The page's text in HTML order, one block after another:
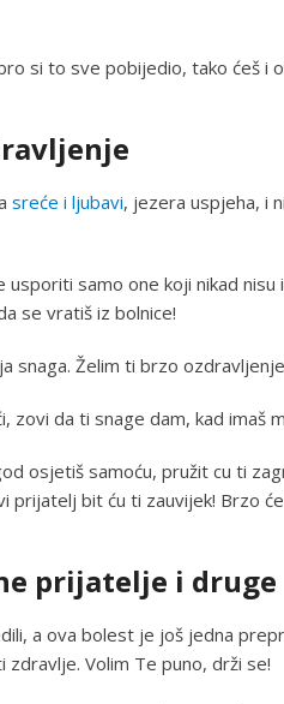
si to sve pobijedio, tako ćeš i
sreće i ljubavi, jezera uspjeha, i
usporiti samo one koji nikad
se vratiš iz bolnice!
snaga. Želim ti brzo
zovi da ti snage dam, kad imaš
osjetiš samoću, pružit cu ti
prijatelj bit ću ti zauvijek! Brzo
prijatelje i druge
a ova bolest je još jedna
Volim Te puno, drži se!